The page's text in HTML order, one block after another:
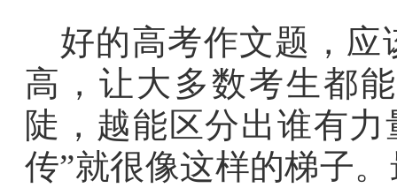
好的高考作文题，应
高，让大多数考生都
陡，越能区分出谁有
传”就很像这样的梯子